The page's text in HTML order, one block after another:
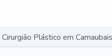
Cirurgião Plástico em